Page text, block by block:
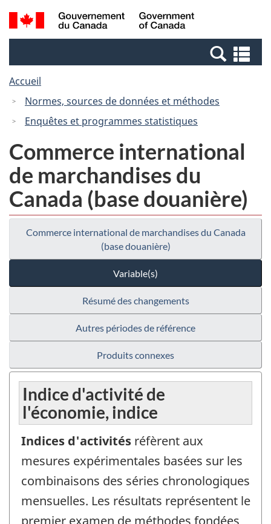
Passer
au
Passer
à
Canada
Recherche
et
et
Accueil
Normes, sources de données et méthodes
Enquêtes et programmes statistiques
Commerce international
de marchandises du
Canada (base douanière)
Commerce international de marchandises du Canada
(base douanière)
Variable(s)
Résumé des changements
Autres périodes de référence
Produits connexes
Indice d'activité de
l'économie, indice
Indices d'activités réfèrent aux
mesures expérimentales basées sur les
combinaisons des séries chronologiques
mensuelles. Les résultats représentent le
premier examen de méthodes fondées